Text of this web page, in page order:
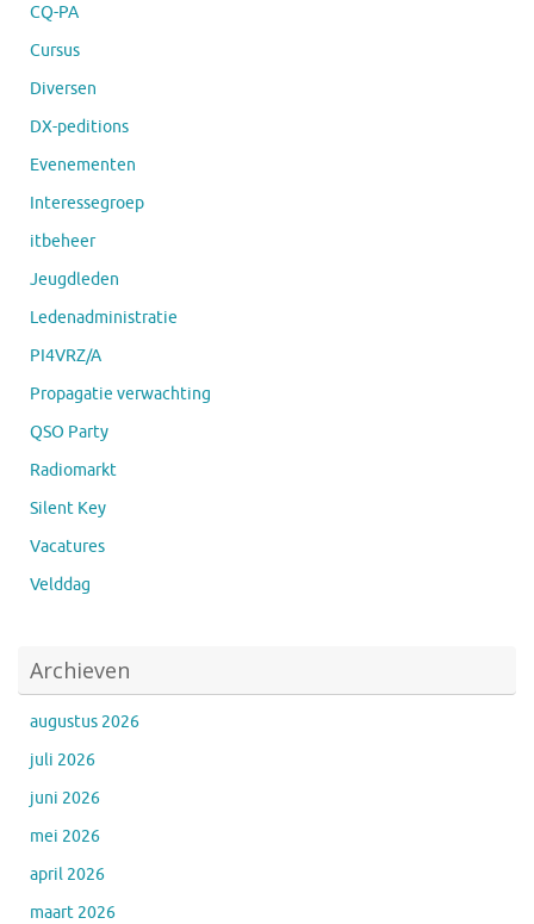
CQ-PA
Cursus
Diversen
DX-peditions
Evenementen
Interessegroep
itbeheer
Jeugdleden
Ledenadministratie
PI4VRZ/A
Propagatie verwachting
QSO Party
Radiomarkt
Silent Key
Vacatures
Velddag
Archieven
augustus 2026
juli 2026
juni 2026
mei 2026
april 2026
maart 2026